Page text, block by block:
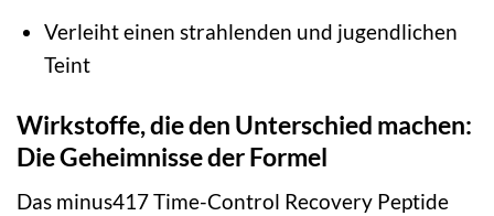
Verleiht einen strahlenden und jugendlichen
Teint
Wirkstoffe, die den Unterschied machen:
Die Geheimnisse der Formel
Das minus417 Time-Control Recovery Peptide